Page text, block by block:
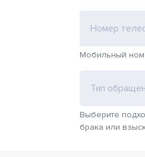
Номер
Мобильный
Тип
Выберите
брака или